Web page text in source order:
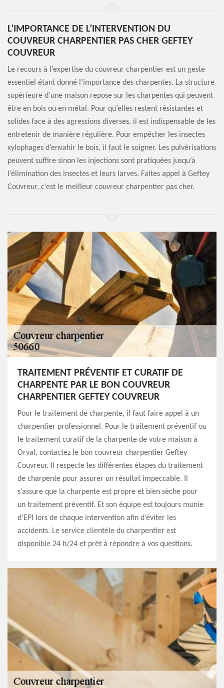
L’IMPORTANCE DE L’INTERVENTION DU
COUVREUR CHARPENTIER PAS CHER GEFTEY
COUVREUR
Le recours à l’expertise du couvreur charpentier est un geste
essentiel étant donné l’importance des charpentes. La structure
supérieure d’une maison repose sur les charpentes qui peuvent
être en bois ou en métal. Pour qu’elles restent résistantes et
solides face à des agressions diverses, il est indispensable de les
entretenir de manière régulière. Pour empêcher les insectes
xylophages d’envahir le bois, il faut le soigner. Les pulvérisations
peuvent suffire sinon les injections sont pratiquées jusqu’à
l’élimination des insectes et leurs larves. Faites appel à Geftey
Couvreur, c’est le meilleur couvreur charpentier pas cher.
TRAITEMENT PRÉVENTIF ET CURATIF DE
CHARPENTE PAR LE BON COUVREUR
CHARPENTIER GEFTEY COUVREUR
Pour le traitement de charpente, il faut faire appel à un
charpentier professionnel. Pour le traitement préventif ou
le traitement curatif de la charpente de votre maison à
Orval, contactez le bon couvreur charpentier Geftey
Couvreur. Il respecte les différentes étapes du traitement
de charpente pour assurer un résultat impeccable. Il
s’assure que la charpente est propre et bien sèche pour
un traitement préventif. Et son équipe est toujours munie
d’EPI lors de chaque intervention afin d’éviter les
accidents. Le service clientèle du charpentier est
disponible 24 h/24 et prêt à répondre à vos questions.